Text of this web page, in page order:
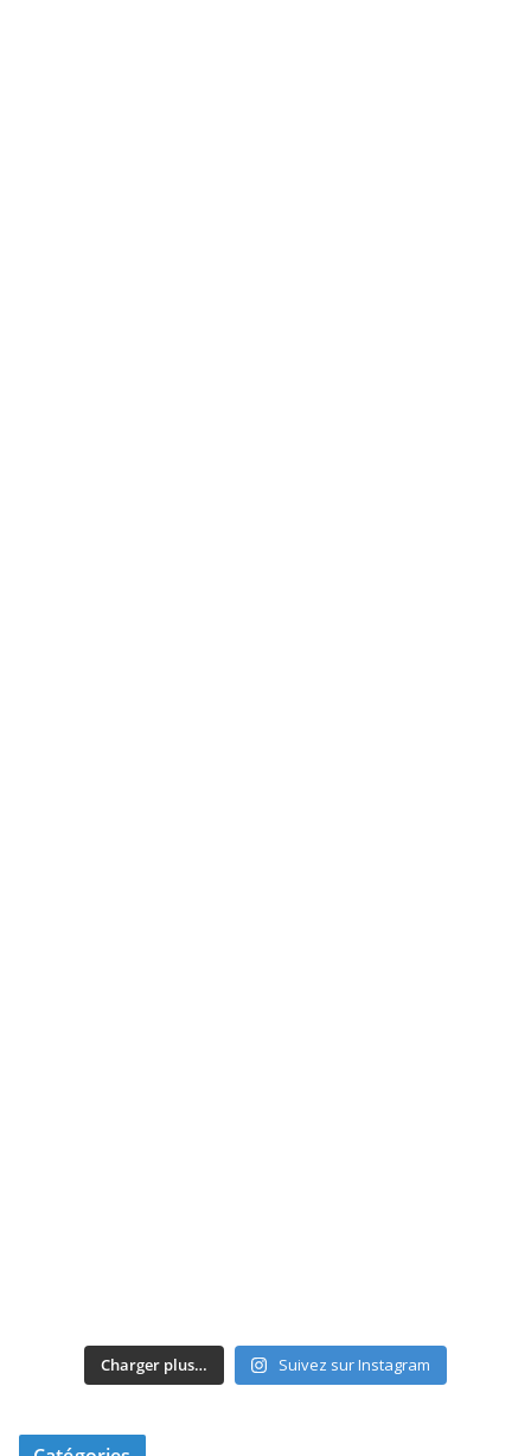
Charger plus… Suivez sur Instagram